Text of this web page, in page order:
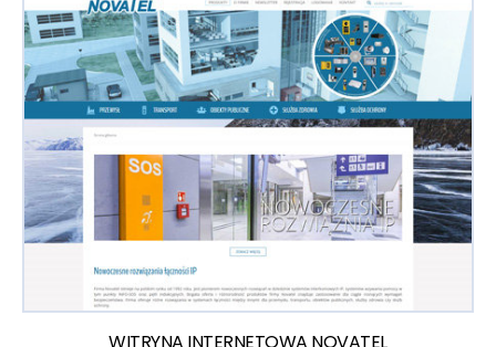
WITRYNA INTERNETOWA NOVATEL